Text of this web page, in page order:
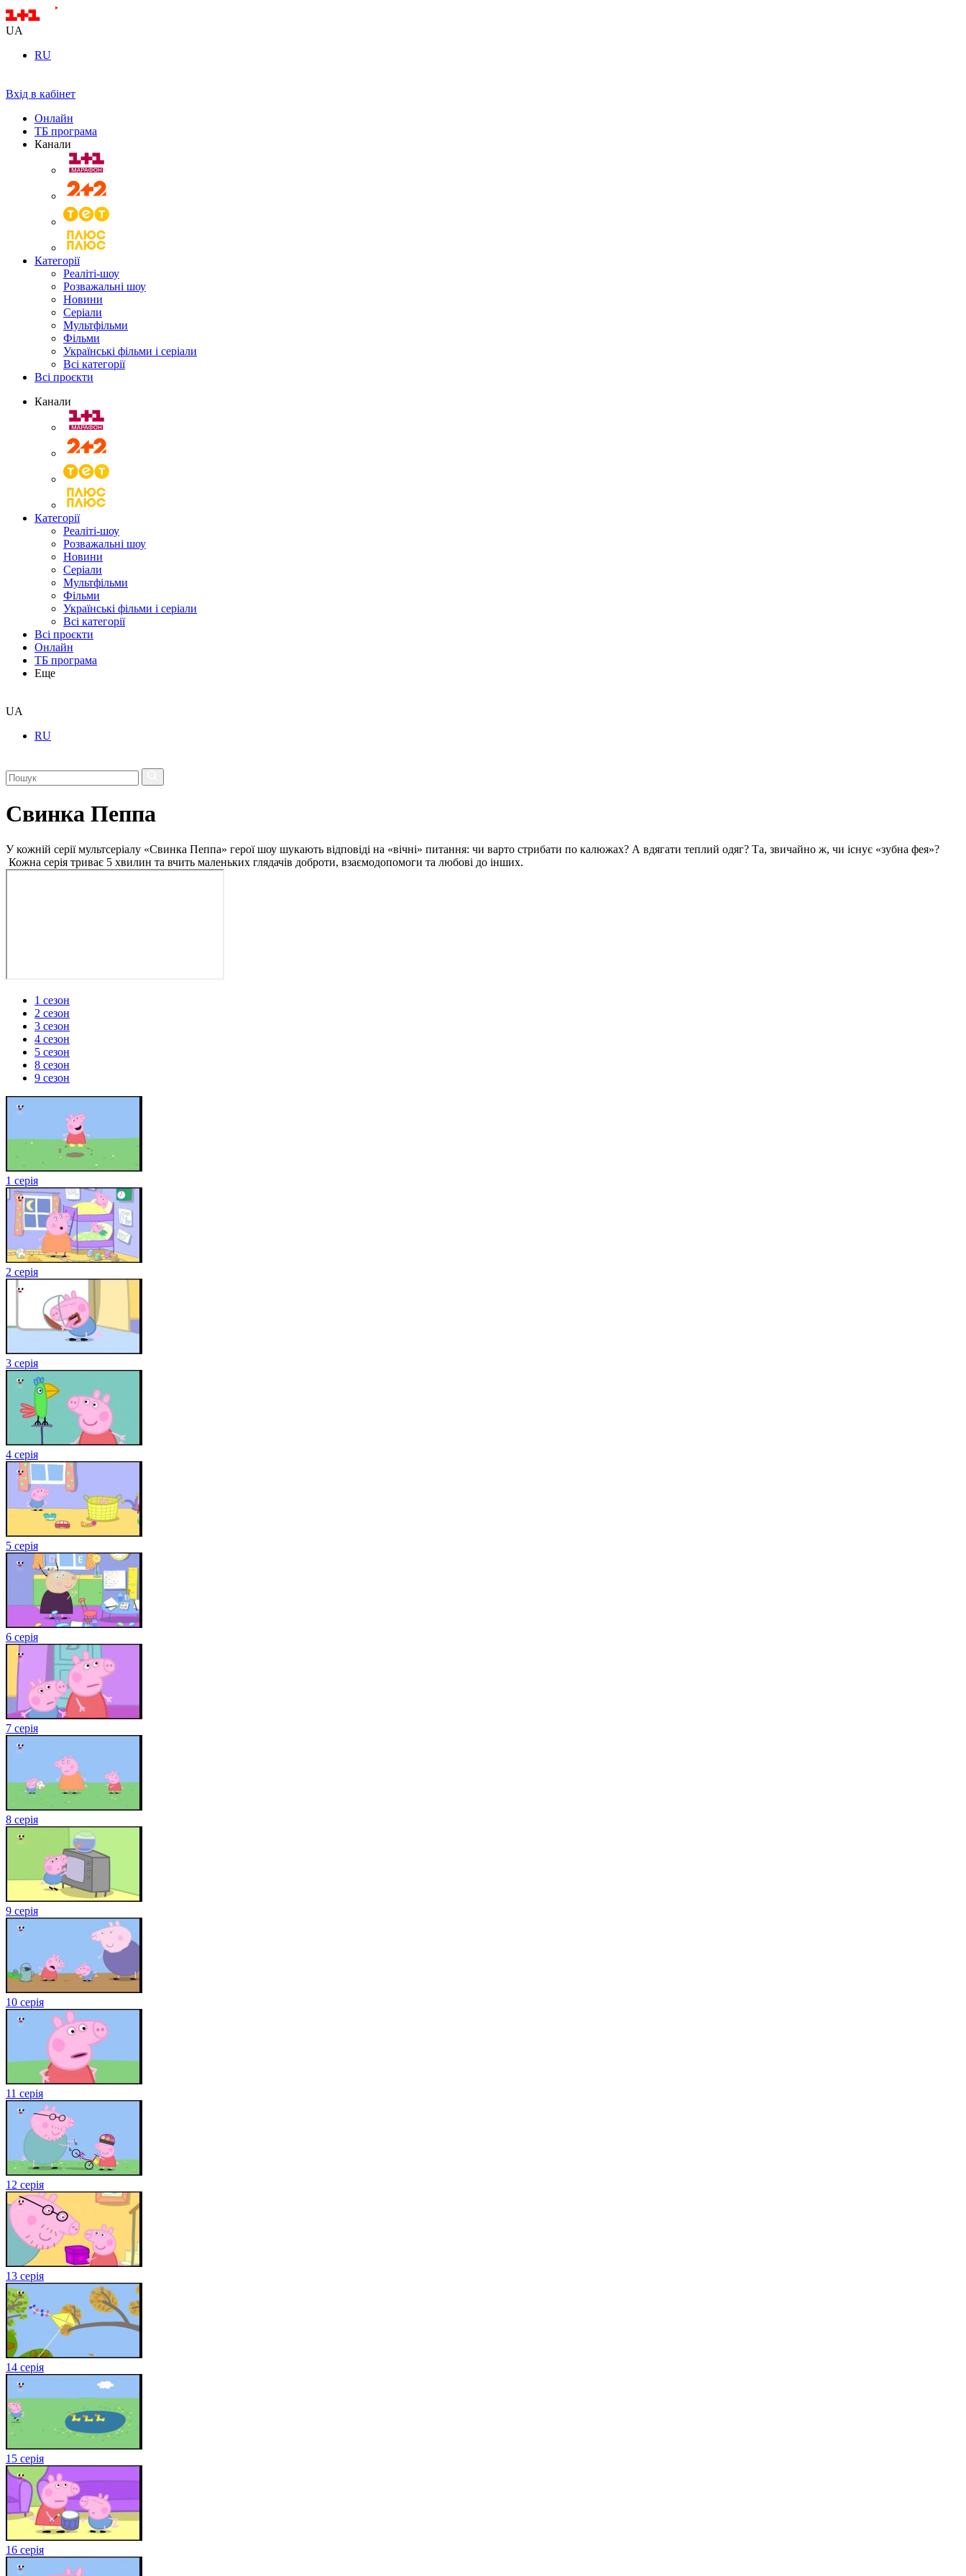
UA
RU
Вхід в кабінет
Онлайн
ТБ програма
Канали
Категорії
Реаліті-шоу
Розважальні шоу
Новини
Серіали
Мультфільми
Фільми
Українські фільми і серіали
Всі категорії
Всі проєкти
Канали
Категорії
Реаліті-шоу
Розважальні шоу
Новини
Серіали
Мультфільми
Фільми
Українські фільми і серіали
Всі категорії
Всі проєкти
Онлайн
ТБ програма
Еще
UA
RU
Свинка Пеппа
У кожній серії мультсеріалу «Свинка Пеппа» герої шоу шукають відповіді на «вічні» питання: чи варто стрибати по калюжах? А вдягати теплий одяг? Та, звичайно ж, чи існує «зубна фея»?
Кожна серія триває 5 хвилин та вчить маленьких глядачів доброти, взаємодопомоги та любові до інших.
1 сезон
2 сезон
3 сезон
4 сезон
5 сезон
8 сезон
9 сезон
1 серія
2 серія
3 серія
4 серія
5 серія
6 серія
7 серія
8 серія
9 серія
10 серія
11 серія
12 серія
13 серія
14 серія
15 серія
16 серія